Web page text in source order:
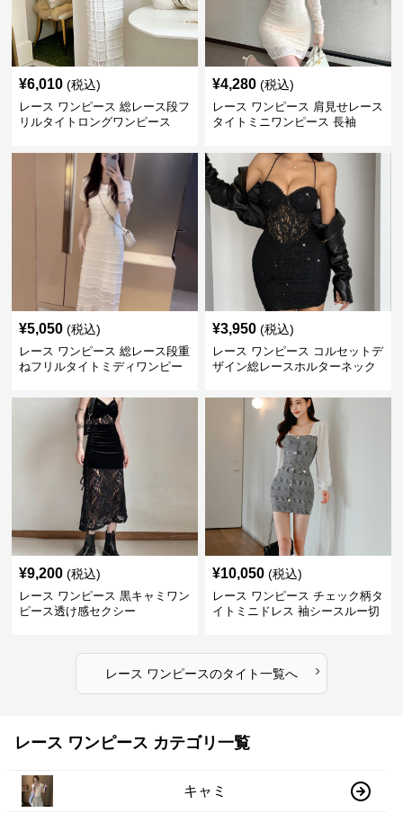
¥6,010 (税込)
レース ワンピース 総レース段フ
リルタイトロングワンピース
¥4,280 (税込)
レース ワンピース 肩見せレース
タイトミニワンピース 長袖
¥5,050 (税込)
レース ワンピース 総レース段重
ねフリルタイトミディワンピー
¥3,950 (税込)
レース ワンピース コルセットデ
ザイン総レースホルターネック
¥9,200 (税込)
レース ワンピース 黒キャミワン
ピース透け感セクシー
¥10,050 (税込)
レース ワンピース チェック柄タ
イトミニドレス 袖シースルー切
レース ワンピースのタイト一覧へ ›
レース ワンピース カテゴリ一覧
キャミ